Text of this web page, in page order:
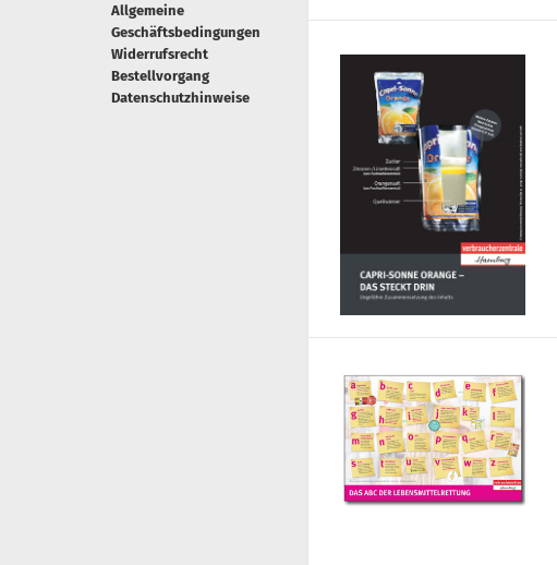
Allgemeine
Geschäftsbedingungen
Widerrufsrecht
Bestellvorgang
Datenschutzhinweise